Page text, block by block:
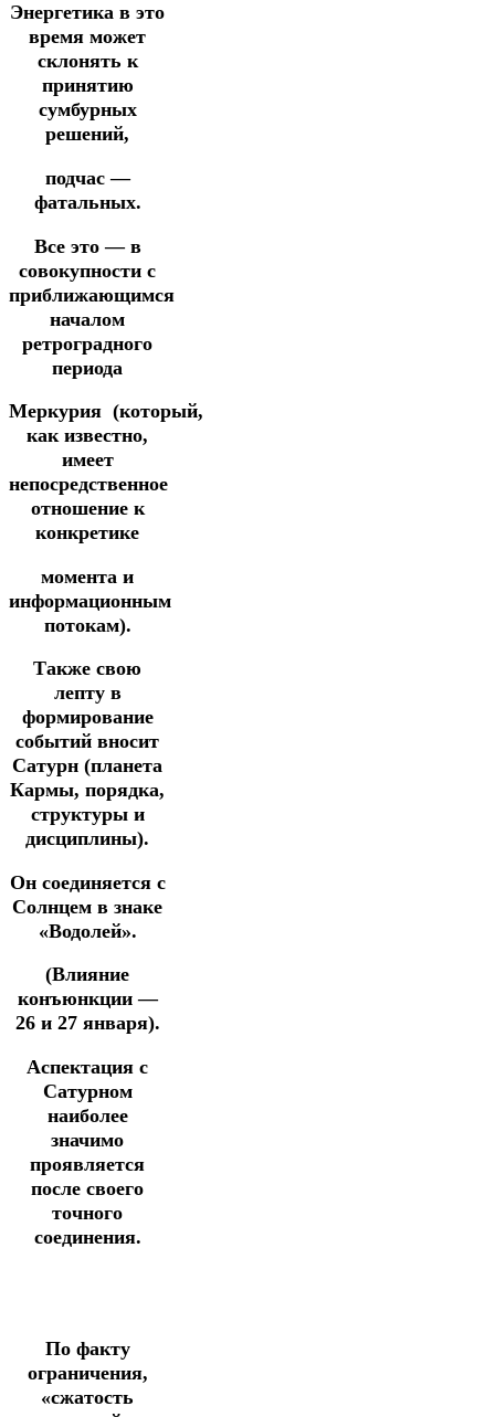
Энергетика в это
время может
склонять к
принятию
сумбурных
решений,
подчас —
фатальных.
Все это — в
совокупности с
приближающимся
началом
ретроградного
периода
Меркурия (который,
как известно,
имеет
непосредственное
отношение к
конкретике
момента и
информационным
потокам).
Также свою
лепту в
формирование
событий вносит
Сатурн (планета
Кармы, порядка,
структуры и
дисциплины).
Он соединяется с
Солнцем в знаке
«Водолей».
(Влияние
конъюнкции —
26 и 27 января).
Аспектация с
Сатурном
наиболее
значимо
проявляется
после своего
точного
соединения.
По факту
ограничения,
«сжатость